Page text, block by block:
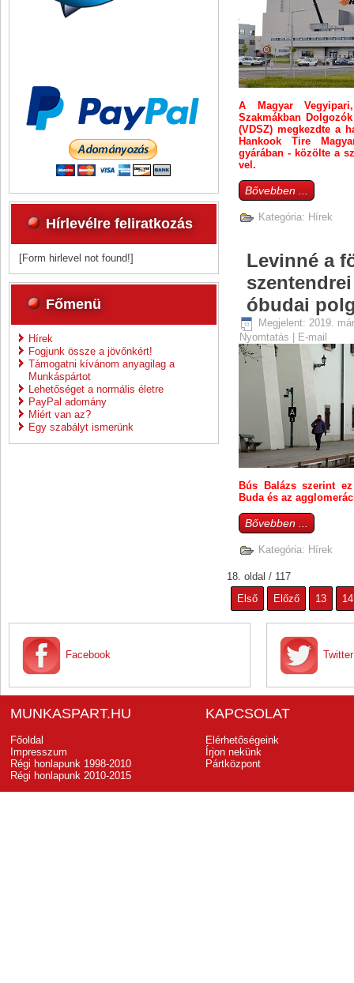
Hírlevélre feliratkozás
[Form hirlevel not found!]
Főmenü
Hírek
Fogjunk össze a jövőnkért!
Támogatni kívánom anyagilag a
Munkáspártot
Lehetőséget a normális életre
PayPal adomány
Miért van az?
Egy szabályt ismerünk
A Magyar
Szakmákban
(VDSZ) megkezdte a
Hankook Tire
gyárában - közölte a
vel.
Bővebben ...
Kategória: Hírek
Levinné a
óbudai
Megjelent: 2019.
Nyomtatás
E-mail
Bús Balázs szerint
Buda és az
Bővebben ...
Kategória: Hírek
18. oldal / 117
Első
Előző 13 14
Facebook Twitter
MUNKASPART.HU
Főoldal
Impresszum
Régi honlapunk 1998-2010
Régi honlapunk 2010-2015
KAPCSOLAT
Elérhetőségeink
Írjon nekünk
Pártközpont